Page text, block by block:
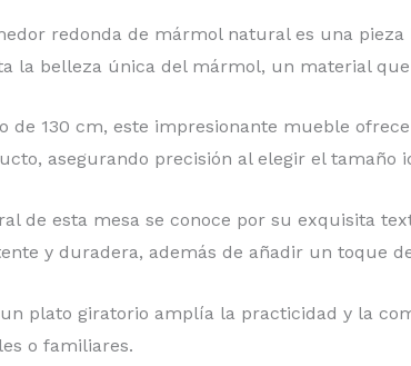
redonda de mármol natural es una
la belleza única del mármol, un material
de 130 cm, este impresionante mueble
asegurando precisión al elegir el tamaño
de esta mesa se conoce por su exquisita
y duradera, además de añadir un toque
plato giratorio amplía la practicidad y la
o familiares.